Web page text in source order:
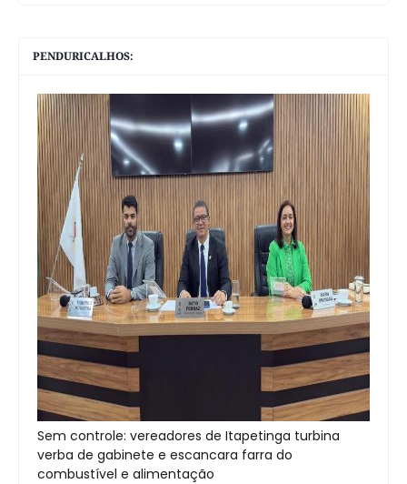
PENDURICALHOS:
Sem controle: vereadores de Itapetinga turbina
verba de gabinete e escancara farra do
combustível e alimentação